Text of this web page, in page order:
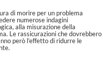
di morire per un problema
numerose indagini
alla misurazione della
Le rassicurazioni che dovrebbero
però l’effetto di ridurre le